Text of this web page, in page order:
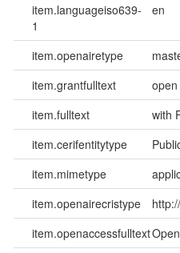
item.languageiso639-
1
en
item.openairetype
item.grantfulltext
open
item.fulltext
with
item.cerifentitytype
item.mimetype
item.openairecristype
item.openaccessfulltext